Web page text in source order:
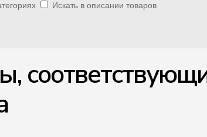
Искать в описании товаров